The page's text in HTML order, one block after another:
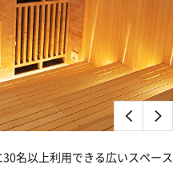
名以上利用できる広いスペース